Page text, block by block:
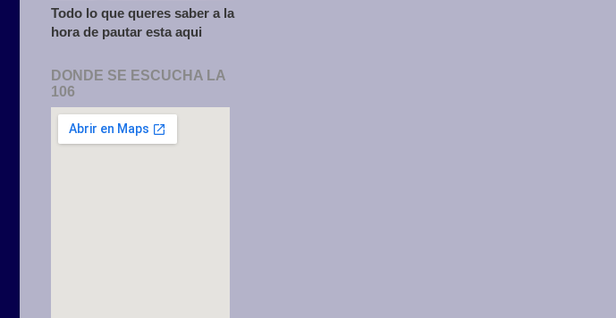
Todo lo que queres saber a la
hora de pautar esta aqui
DONDE SE ESCUCHA LA
106